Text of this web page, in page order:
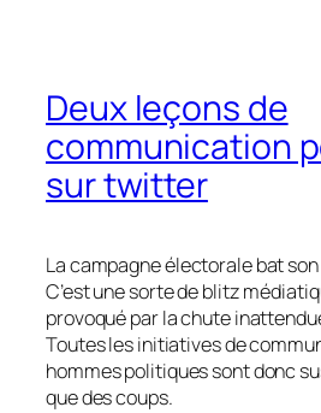
Deux leçons de
communication
sur twitter
La campagne électorale bat
C’est une sorte de blitz
provoqué par la chute
Toutes les initiatives de
hommes politiques sont donc
que des coups.